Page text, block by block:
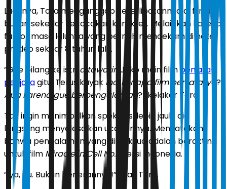
Lucunya, Tora menganggap keterlibatannya di film ini
bukan sekedar kecocokan karakter. Melainkan karena
faktor masa lalunya yang pernah mendekam di hotel
prodeo sekitar 8 tahun lalu.
”Gue bilang ke istri ditawarin Joko main film penjara-
penjaragitu. Terus kayak lho, kenapa film penjara, ya ?
Apa karena gue berpengalaman?” kelakar Tora.
Tak ingin menimbulkan spekulasi lebih jauh, dia
langsung menyelesaikan ucapannya. Menyatakan
bahwa pengalaman yang dimaksud adalah berakting
untuk film Miracle in Cell No.7
versi Indonesia.
”Iya, itu. Bukan benerannya!” jelas Tora.